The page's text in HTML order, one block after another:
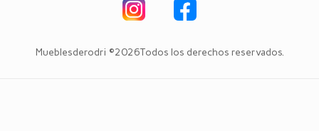
Mueblesderodri ©2026Todos los derechos reservados.